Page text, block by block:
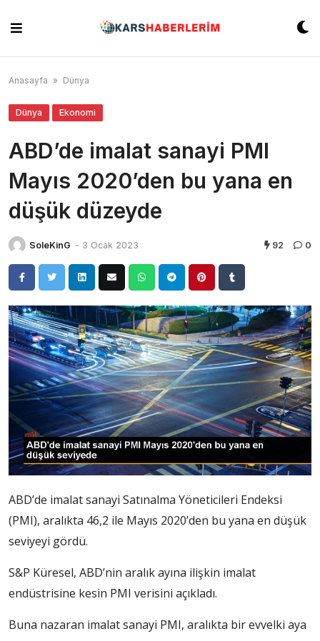
content
Anasayfa » Dünya
Dünya Ekonomi
ABD’de imalat sanayi PMI
Mayıs 2020’den bu yana en
düşük düzeyde
SoleKinG - 3 Ocak 2023 92 0
ABD’de imalat sanayi Satınalma Yöneticileri Endeksi
(PMI), aralıkta 46,2 ile Mayıs 2020’den bu yana en düşük
seviyeyi gördü.
S&P Küresel, ABD’nin aralık ayına ilişkin imalat
endüstrisine kesin PMI verisini açıkladı.
Buna nazaran imalat sanayi PMI, aralıkta bir evvelki aya